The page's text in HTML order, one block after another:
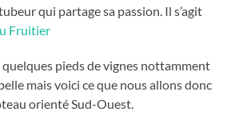
qui partage sa passion. Il s’agit
Fruitier
quelques pieds de vignes nottamment
mais voici ce que nous allons donc
orienté Sud-Ouest.